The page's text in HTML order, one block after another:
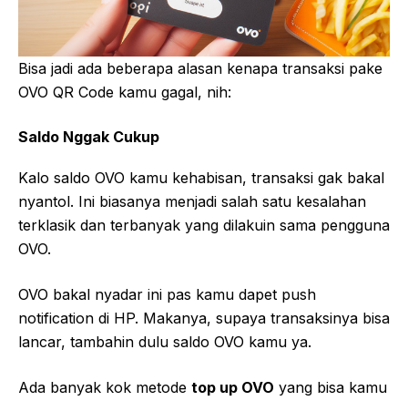
Bisa jadi ada beberapa alasan kenapa transaksi pake
OVO QR Code kamu gagal, nih:
Saldo Nggak Cukup
Kalo saldo OVO kamu kehabisan, transaksi gak bakal
nyantol. Ini biasanya menjadi salah satu kesalahan
terklasik dan terbanyak yang dilakuin sama pengguna
OVO.
OVO bakal nyadar ini pas kamu dapet push
notification di HP. Makanya, supaya transaksinya bisa
lancar, tambahin dulu saldo OVO kamu ya.
Ada banyak kok metode top up OVO yang bisa kamu